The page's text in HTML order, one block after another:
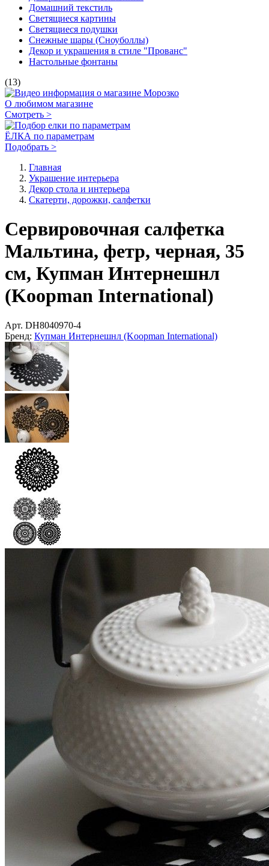
Посуда и сервировка
Скатерти, дорожки, салфетки
Кольца для салфеток
Одноразовая посуда и аксессуары
Предметы интерьера
Свечи
Подсвечники
Подсвечники с электросвечами
Электрические свечи
Аксессуары для бутылок и алкоголя
Вазы
Декоративные настенные украшения
Новогодние и рождественские статуэтки
Статуэтки и фигурки для интерьера
Интерьерные фигуры и куклы
Декоративные светильники
Домашний текстиль
Снежные шары (Сноуболлы)
Декор и украшения в стиле "Прованс"
Настольные фонтаны
(13)
О любимом магазине
Смотреть >
ЁЛКА по параметрам
Подобрать >
Главная
Украшение интерьера
Декор стола и интерьера
Скатерти, дорожки, салфетки
Сервировочная салфетка
Мальтина, фетр, черная, 35
см, Купман Интернешнл
(Koopman International)
Арт.DH8040970-4
Бренд: Купман Интернешнл (Koopman International)